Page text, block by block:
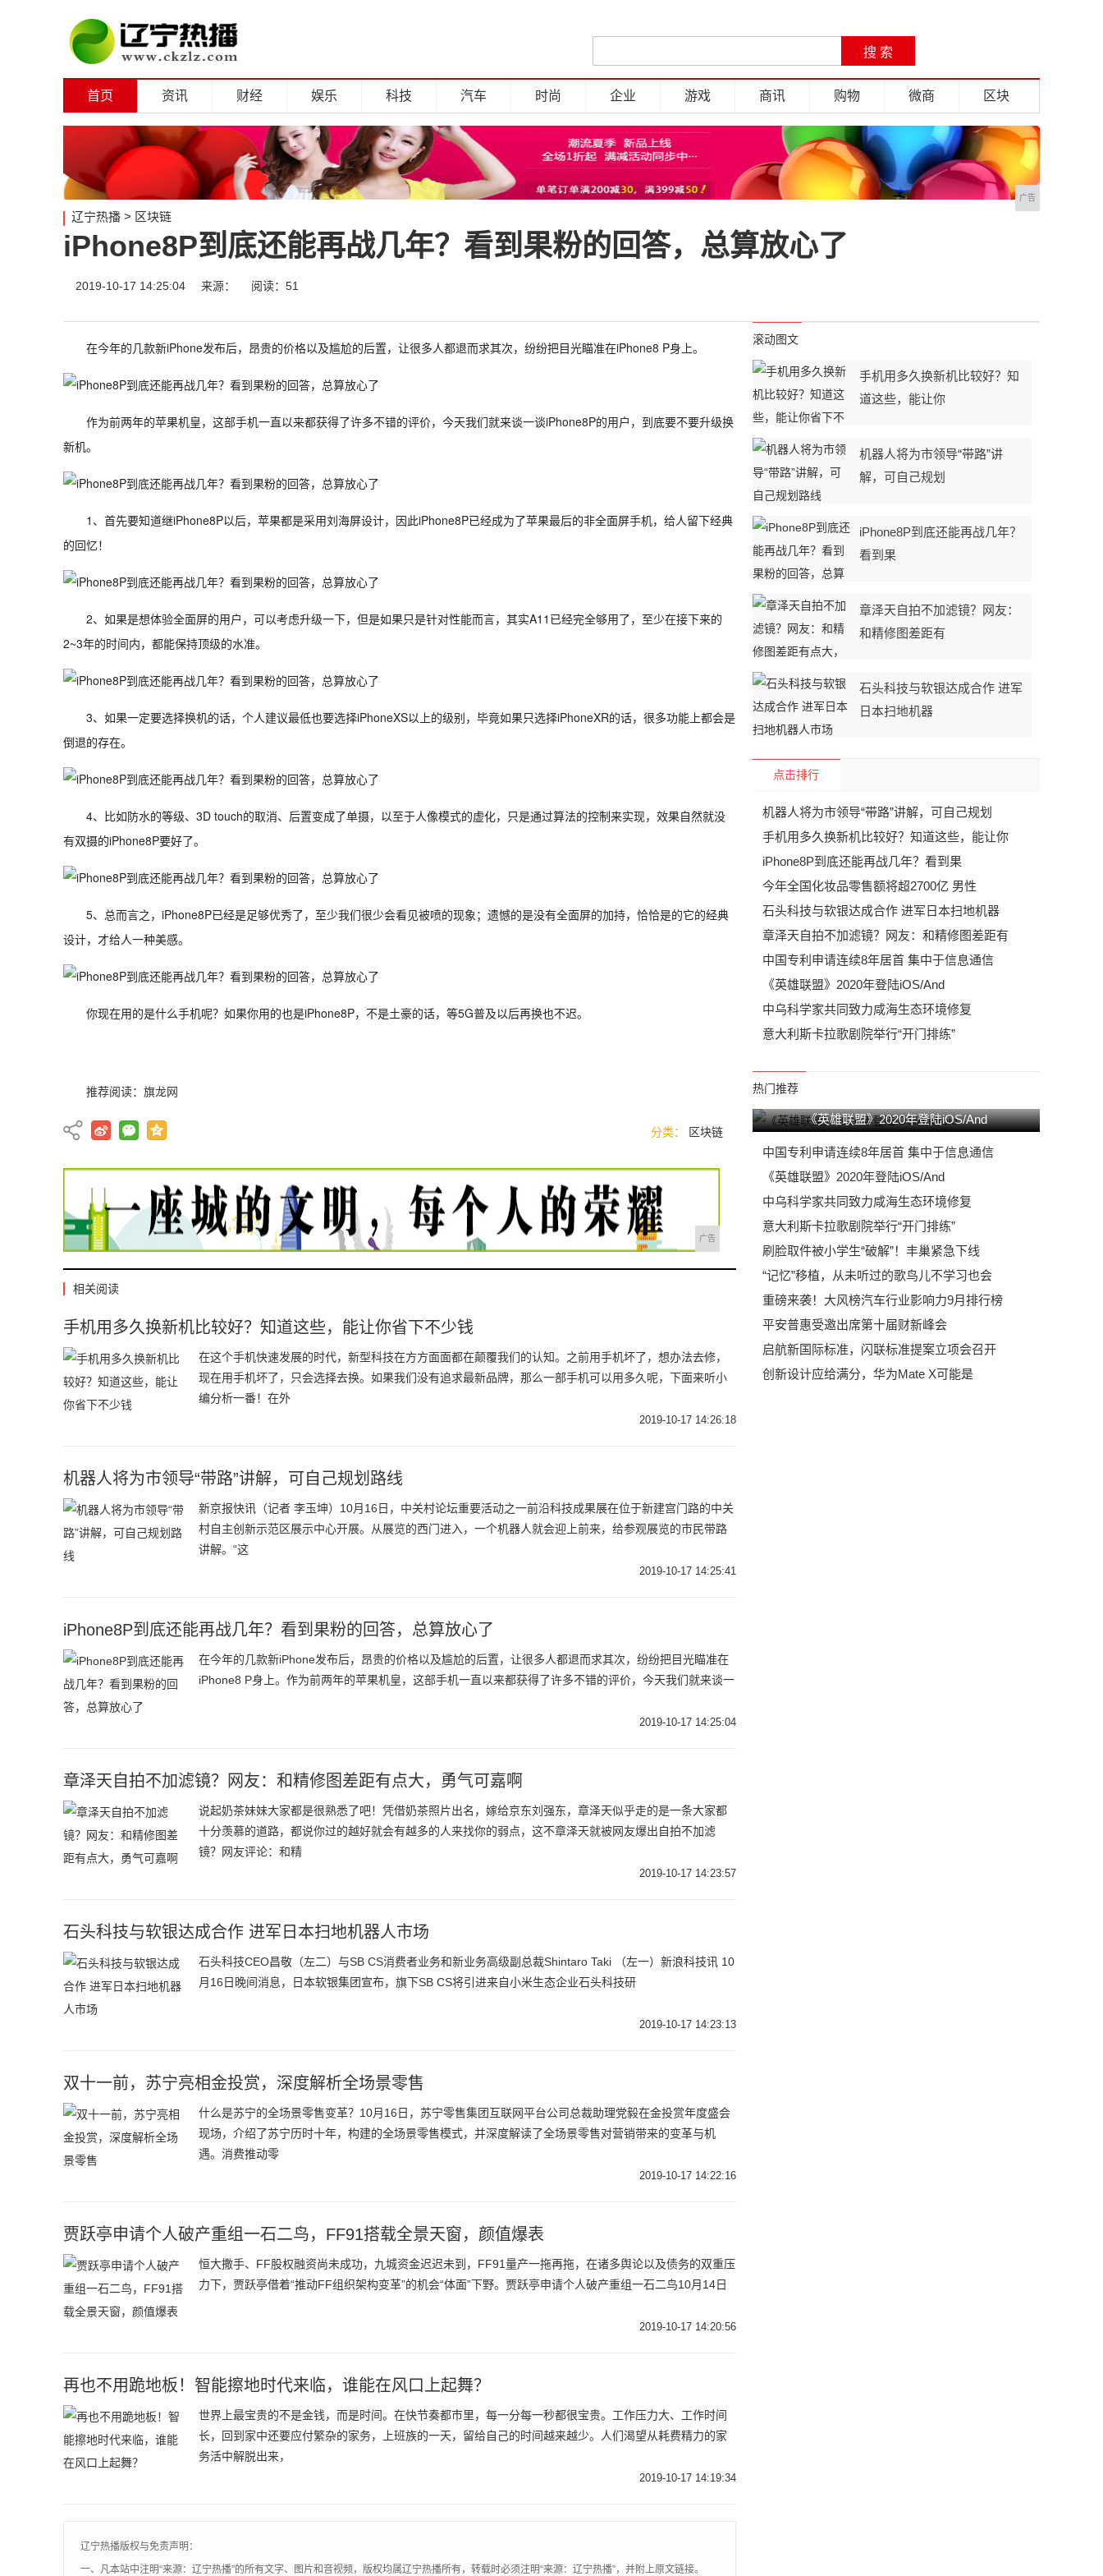
首页 资讯 财经 娱乐 科技 汽车 时尚 企业 游戏 商讯 购物 微商 区块
广告
辽宁热播 > 区块链
iPhone8P到底还能再战几年？看到果粉的回答，总算放心了
2019-10-17 14:25:04 来源： 阅读：51
在今年的几款新iPhone发布后，昂贵的价格以及尴尬的后置，让很多人都退而求其次，纷纷把目光瞄准在iPhone8 P身上。
作为前两年的苹果机皇，这部手机一直以来都获得了许多不错的评价，今天我们就来谈一谈iPhone8P的用户，到底要不要升级换
新机。
1、首先要知道继iPhone8P以后，苹果都是采用刘海屏设计，因此iPhone8P已经成为了苹果最后的非全面屏手机，给人留下经典
的回忆！
2、如果是想体验全面屏的用户，可以考虑升级一下，但是如果只是针对性能而言，其实A11已经完全够用了，至少在接下来的
2~3年的时间内，都能保持顶级的水准。
3、如果一定要选择换机的话，个人建议最低也要选择iPhoneXS以上的级别，毕竟如果只选择iPhoneXR的话，很多功能上都会是
倒退的存在。
4、比如防水的等级、3D touch的取消、后置变成了单摄，以至于人像模式的虚化，只是通过算法的控制来实现，效果自然就没
有双摄的iPhone8P要好了。
5、总而言之，iPhone8P已经是足够优秀了，至少我们很少会看见被喷的现象；遗憾的是没有全面屏的加持，恰恰是的它的经典
设计，才给人一种美感。
你现在用的是什么手机呢？如果你用的也是iPhone8P，不是土豪的话，等5G普及以后再换也不迟。
推荐阅读： 旗龙网
分类： 区块链
广告
相关阅读
手机用多久换新机比较好？知道这些，能让你省下不少钱
在这个手机快速发展的时代，新型科技在方方面面都在颠覆我们的认知。之前用手机坏了，想办法去修，
现在用手机坏了，只会选择去换。如果我们没有追求最新品牌，那么一部手机可以用多久呢，下面来听小
编分析一番！在外
2019-10-17 14:26:18
机器人将为市领导“带路”讲解，可自己规划路线
新京报快讯（记者 李玉坤）10月16日，中关村论坛重要活动之一前沿科技成果展在位于新建宫门路的中关
村自主创新示范区展示中心开展。从展览的西门进入，一个机器人就会迎上前来，给参观展览的市民带路
讲解。“这
2019-10-17 14:25:41
iPhone8P到底还能再战几年？看到果粉的回答，总算放心了
在今年的几款新iPhone发布后，昂贵的价格以及尴尬的后置，让很多人都退而求其次，纷纷把目光瞄准在
iPhone8 P身上。作为前两年的苹果机皇，这部手机一直以来都获得了许多不错的评价，今天我们就来谈一
2019-10-17 14:25:04
章泽天自拍不加滤镜？网友：和精修图差距有点大，勇气可嘉啊
说起奶茶妹妹大家都是很熟悉了吧！凭借奶茶照片出名，嫁给京东刘强东，章泽天似乎走的是一条大家都
十分羡慕的道路，都说你过的越好就会有越多的人来找你的弱点，这不章泽天就被网友爆出自拍不加滤
镜？网友评论：和精
2019-10-17 14:23:57
石头科技与软银达成合作 进军日本扫地机器人市场
石头科技CEO昌敬（左二）与SB CS消费者业务和新业务高级副总裁Shintaro Taki （左一）新浪科技讯 10
月16日晚间消息，日本软银集团宣布，旗下SB CS将引进来自小米生态企业石头科技研
2019-10-17 14:23:13
双十一前，苏宁亮相金投赏，深度解析全场景零售
什么是苏宁的全场景零售变革？10月16日，苏宁零售集团互联网平台公司总裁助理党毅在金投赏年度盛会
现场，介绍了苏宁历时十年，构建的全场景零售模式，并深度解读了全场景零售对营销带来的变革与机
遇。消费推动零
2019-10-17 14:22:16
贾跃亭申请个人破产重组一石二鸟，FF91搭载全景天窗，颜值爆表
恒大撒手、FF股权融资尚未成功，九城资金迟迟未到，FF91量产一拖再拖，在诸多舆论以及债务的双重压
力下，贾跃亭借着“推动FF组织架构变革”的机会“体面”下野。贾跃亭申请个人破产重组一石二鸟10月14日
2019-10-17 14:20:56
再也不用跪地板！智能擦地时代来临，谁能在风口上起舞？
世界上最宝贵的不是金钱，而是时间。在快节奏都市里，每一分每一秒都很宝贵。工作压力大、工作时间
长，回到家中还要应付繁杂的家务，上班族的一天，留给自己的时间越来越少。人们渴望从耗费精力的家
务活中解脱出来，
2019-10-17 14:19:34
辽宁热播版权与免责声明：
一、凡本站中注明“来源：辽宁热播”的所有文字、图片和音视频，版权均属辽宁热播所有，转载时必须注明“来源：辽宁热播”，并附上原文链接。
滚动图文
手机用多久换新机比较好？知
道这些，能让你
机器人将为市领导“带路”讲
解，可自己规划
iPhone8P到底还能再战几年？
看到果
章泽天自拍不加滤镜？网友：
和精修图差距有
石头科技与软银达成合作 进军
日本扫地机器
点击排行
机器人将为市领导“带路”讲解，可自己规划
手机用多久换新机比较好？知道这些，能让你
iPhone8P到底还能再战几年？看到果
今年全国化妆品零售额将超2700亿 男性
石头科技与软银达成合作 进军日本扫地机器
章泽天自拍不加滤镜？网友：和精修图差距有
中国专利申请连续8年居首 集中于信息通信
《英雄联盟》2020年登陆iOS/And
中乌科学家共同致力咸海生态环境修复
意大利斯卡拉歌剧院举行“开门排练”
热门推荐
《英雄联盟》2020年登陆iOS/And
中国专利申请连续8年居首 集中于信息通信
《英雄联盟》2020年登陆iOS/And
中乌科学家共同致力咸海生态环境修复
意大利斯卡拉歌剧院举行“开门排练”
刷脸取件被小学生“破解”！丰巢紧急下线
“记忆”移植，从未听过的歌鸟儿不学习也会
重磅来袭！大风榜汽车行业影响力9月排行榜
平安普惠受邀出席第十届财新峰会
启航新国际标准，闪联标准提案立项会召开
创新设计应给满分，华为Mate X可能是